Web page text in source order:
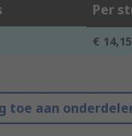
Per
€ 14,15
toe aan